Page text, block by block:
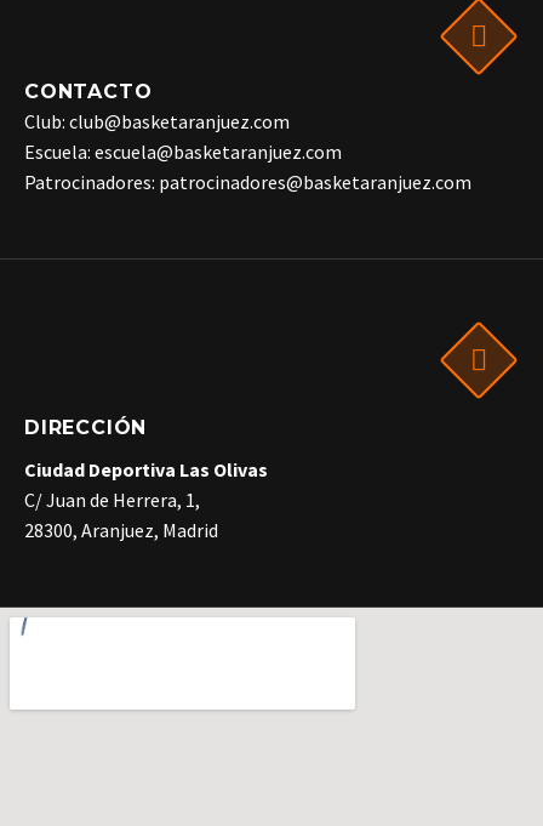
CONTACTO
Club: club@basketaranjuez.com
Escuela: escuela@basketaranjuez.com
Patrocinadores: patrocinadores@basketaranjuez.com
DIRECCIÓN
Ciudad Deportiva Las Olivas
C/ Juan de Herrera, 1,
28300, Aranjuez, Madrid